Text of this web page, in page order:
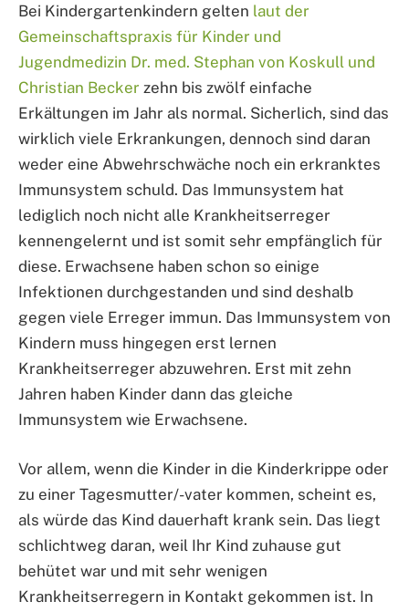
Bei Kindergartenkindern gelten laut der
Gemeinschaftspraxis für Kinder und
Jugendmedizin Dr. med. Stephan von Koskull und
Christian Becker zehn bis zwölf einfache
Erkältungen im Jahr als normal. Sicherlich, sind das
wirklich viele Erkrankungen, dennoch sind daran
weder eine Abwehrschwäche noch ein erkranktes
Immunsystem schuld. Das Immunsystem hat
lediglich noch nicht alle Krankheitserreger
kennengelernt und ist somit sehr empfänglich für
diese. Erwachsene haben schon so einige
Infektionen durchgestanden und sind deshalb
gegen viele Erreger immun. Das Immunsystem von
Kindern muss hingegen erst lernen
Krankheitserreger abzuwehren. Erst mit zehn
Jahren haben Kinder dann das gleiche
Immunsystem wie Erwachsene.
Vor allem, wenn die Kinder in die Kinderkrippe oder
zu einer Tagesmutter/-vater kommen, scheint es,
als würde das Kind dauerhaft krank sein. Das liegt
schlichtweg daran, weil Ihr Kind zuhause gut
behütet war und mit sehr wenigen
Krankheitserregern in Kontakt gekommen ist. In